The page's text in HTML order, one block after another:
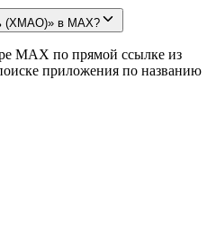
(ХМАО)» в MAX?
MAX по прямой ссылке из
приложения по названию